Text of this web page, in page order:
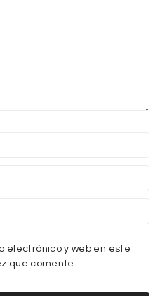
electrónico y web en este
que comente.